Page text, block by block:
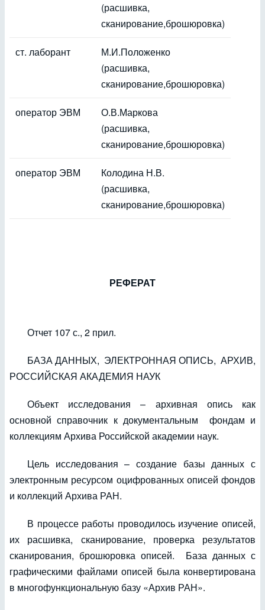
(расшивка,
сканирование,брошюровка)
ст. лаборант
М.И.Положенко
(расшивка,
сканирование,брошюровка)
оператор ЭВМ
О.В.Маркова
(расшивка,
сканирование,брошюровка)
оператор ЭВМ
Колодина Н.В.
(расшивка,
сканирование,брошюровка)
РЕФЕРАТ
Отчет 107 с., 2 прил.
БАЗА ДАННЫХ, ЭЛЕКТРОННАЯ ОПИСЬ, АРХИВ,
РОССИЙСКАЯ АКАДЕМИЯ НАУК
Объект исследования – архивная опись как
основной справочник к документальным фондам и
коллекциям Архива Российской академии наук.
Цель исследования – создание базы данных с
электронным ресурсом оцифрованных описей фондов
и коллекций Архива РАН.
В процессе работы проводилось изучение описей,
их расшивка, сканирование, проверка результатов
сканирования, брошюровка описей. База данных с
графическими файлами описей была конвертирована
в многофункциональную базу «Архив РАН».